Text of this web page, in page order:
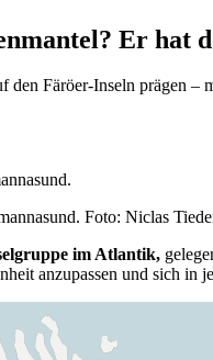
Er hat
den Färöer-Inseln prägen –
Foto: Niclas
im Atlantik,
anzupassen und sich in